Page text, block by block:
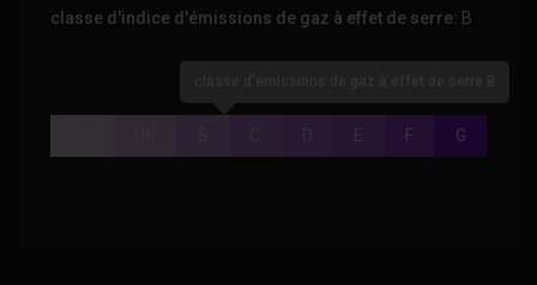
classe d'indice d'émissions de gaz à effet de serre: B
D E F G